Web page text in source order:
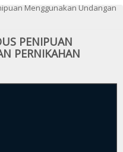
Menggunakan Undangan
PENIPUAN
PERNIKAHAN